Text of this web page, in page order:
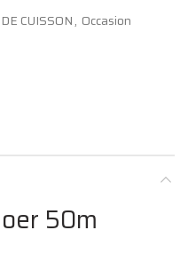
CUISSON, Occasion
50m